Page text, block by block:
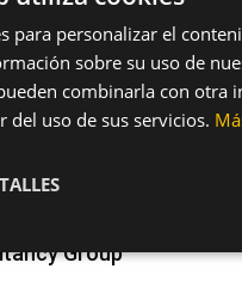
Group
para personalizar el
sobre su uso de
combinarla con otra
del uso de sus servicios.